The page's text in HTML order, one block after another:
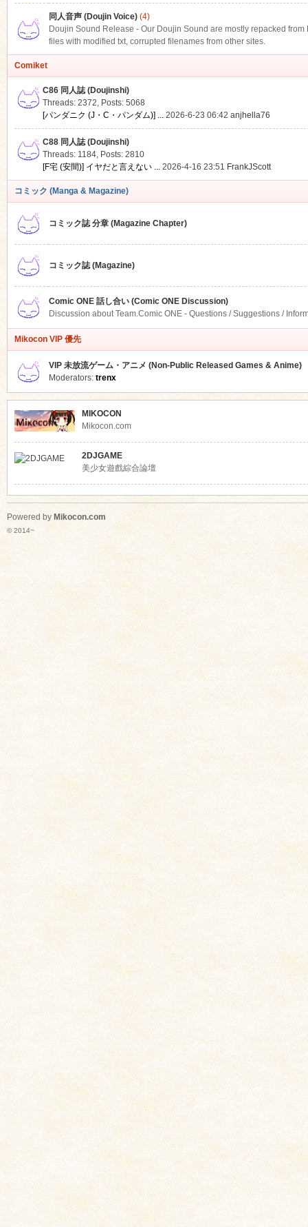
同人音声 (Doujin Voice)(4)
Doujin Sound Release - Our Doujin Sound are mostly repacked
files with modified txt, corrupted filenames from other sites.
Comiket
C86 同人誌 (Doujinshi)
Threads: 2372, Posts: 5068
[パンダニク (J・C・パンダム)] ... 2026-6-23 06:42 anjhella76
C88 同人誌 (Doujinshi)
Threads: 1184, Posts: 2810
[F宅 (安間)] イヤだと言えない ... 2026-4-16 23:51 FrankJScott
コミック (Manga & Magazine)
コミック誌 分章 (Magazine Chapter)
コミック誌 (Magazine)
Comic ONE 話し合い (Comic ONE Discussion)
Discussion about Team.Comic ONE - Questions / Suggestions /
Mikocon VIP 優先
VIP 未放流ゲーム・アニメ (Non-Public Released Games & Anime)
Moderators: trenx
MIKOCON
Mikocon.com
2DJGAME
美少女遊戲綜合論壇
Powered by Mikocon.com
© 2014~